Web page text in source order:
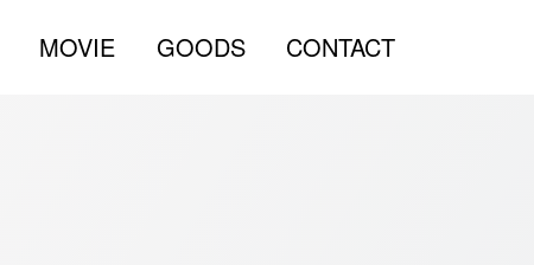
MOVIE GOODS CONTACT